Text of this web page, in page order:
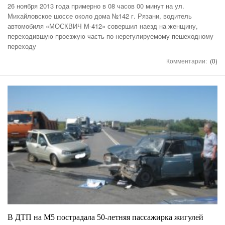
26 ноября 2013 года примерно в 08 часов 00 минут на ул.
Михайловское шоссе около дома №142 г. Рязани, водитель
автомобиля «МОСКВИЧ М-412» совершил наезд на женщину,
переходившую проезжую часть по нерегулируемому пешеходному
переходу
Комментарии: (0)
В ДТП на М5 пострадала 50-летняя пассажирка жигулей